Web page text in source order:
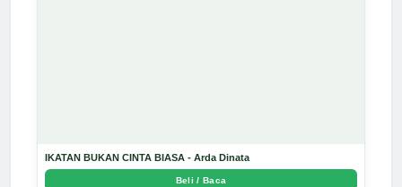
IKATAN BUKAN CINTA BIASA - Arda Dinata
Beli / Baca